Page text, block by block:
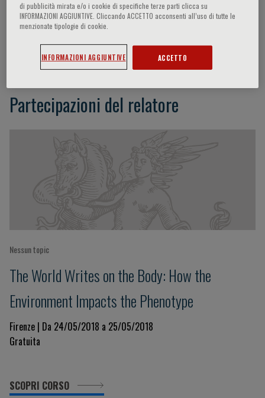
Alison S. Fleming
Partecipazioni del relatore
Nessun topic
The World Writes on the Body: How the
Environment Impacts the Phenotype
Firenze | Da 24/05/2018 a 25/05/2018
Gratuita
SCOPRI CORSO
di pubblicità mirata e/o i cookie di specifiche terze parti clicca su
INFORMAZIONI AGGIUNTIVE. Cliccando ACCETTO acconsenti all’uso di tutte le
menzionate tipologie di cookie.
INFORMAZIONI AGGIUNTIVE ACCETTO